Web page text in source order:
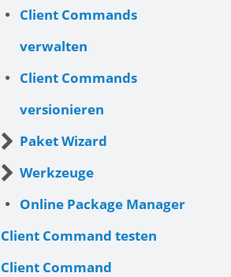
Client Commands
verwalten
Client Commands
versionieren
Paket Wizard
Werkzeuge
Online Package Manager
Client Command testen
Client Command